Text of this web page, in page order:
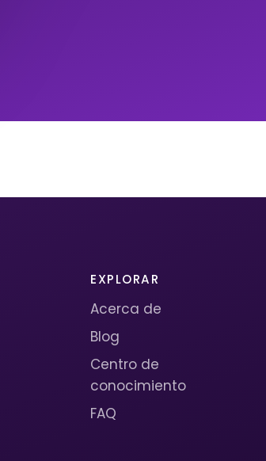
EXPLORAR
Acerca de
Blog
Centro de
conocimiento
FAQ